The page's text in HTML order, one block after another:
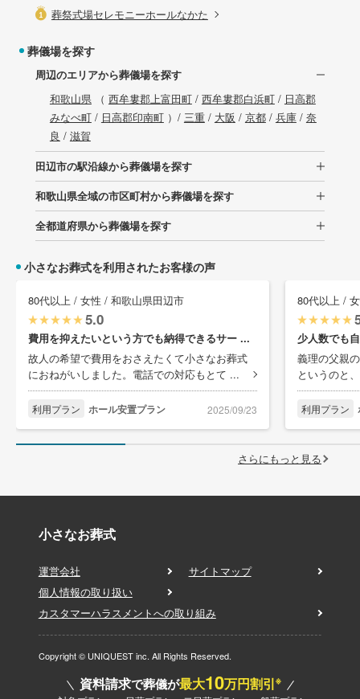
葬祭式場セレモニーホールなかた
葬儀場を探す
周辺のエリアから葬儀場を探す
和歌山県（ 西牟婁郡上富田町/ 西牟婁郡白浜町/ 日高郡
みなべ町/ 日高郡印南町）/ 三重/ 大阪 / 京都/ 兵庫/ 奈
良 / 滋賀
田辺市の駅沿線から葬儀場を探す
和歌山県全域の市区町村から葬儀場を探す
全都道府県から葬儀場を探す
小さなお葬式を利用されたお客様の声
80代以上 / 女性 / 和歌山県田辺市
5.0
費用を抑えたいという方でも納得できるサー ...
故人の希望で費用をおさえたくて小さなお葬式
におねがいしました。電話での対応もとて ...
利用プラン ホール安置プラン 2025/09/23
80代以上 /
少人数でも
義理の父親
というのと
利用プラン
さらにもっと見る
小さなお葬式
運営会社
サイトマップ
個人情報の取り扱い
カスタマーハラスメントへの取り組み
Copyright © UNIQUEST inc. All Rights Reserved.
資料請求で葬儀が最大10万円割引※